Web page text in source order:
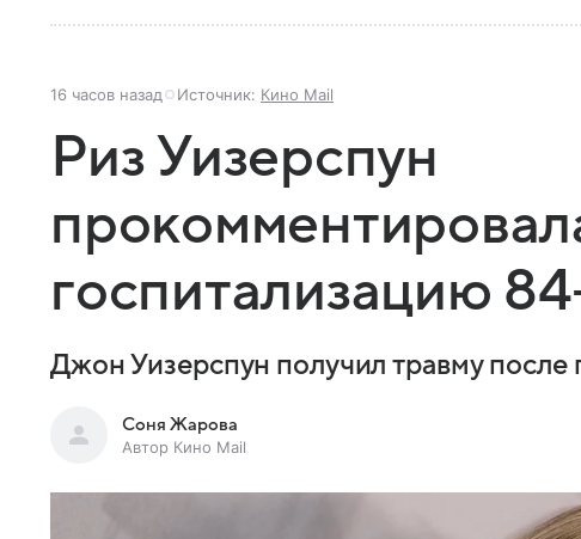
16 часов назад Источник: Кино Mail
Риз Уизерспун
госпитализацию
Джон Уизерспун получил травму после
Соня Жарова
Автор Кино Mail